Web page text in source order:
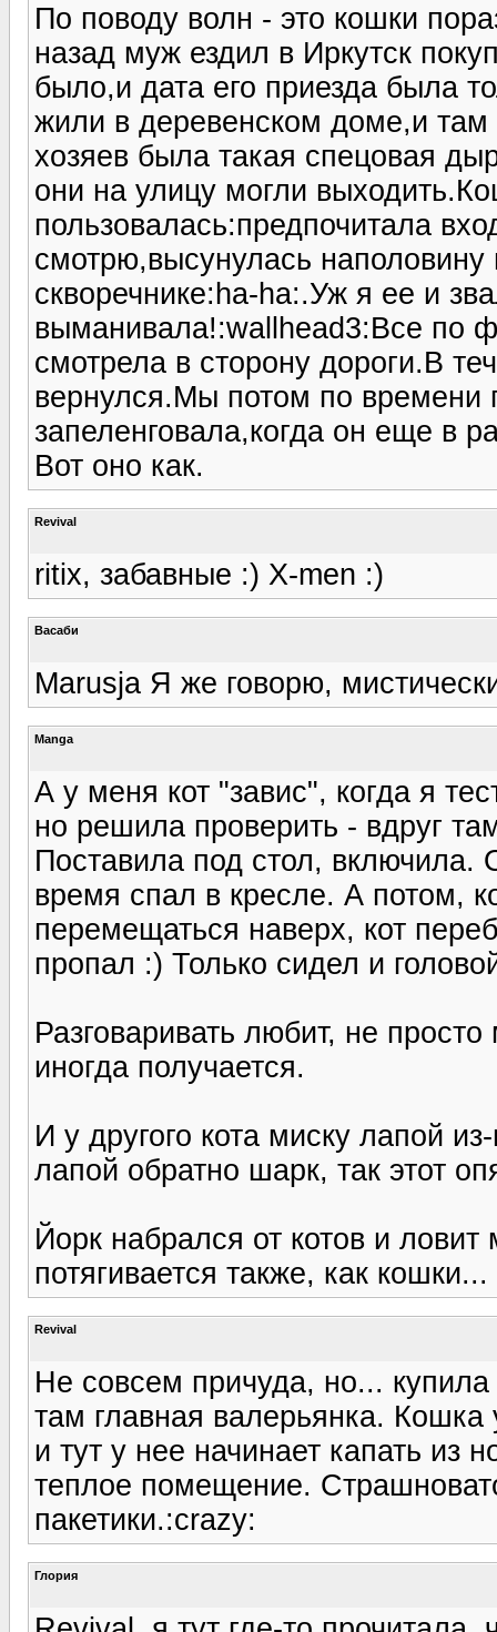
По поводу волн - это кошки
назад муж ездил в Иркутск
было,и дата его приезда была
жили в деревенском доме,и
хозяев была такая спецовая
они на улицу могли
пользовалась:предпочитала
смотрю,высунулась наполовину
скворечнике:ha-ha:.Уж я ее и
выманивала!:wallhead3:Все по
смотрела в сторону дороги.В
вернулся.Мы потом по времени
запеленговала,когда он еще в
Вот оно как.
Revival
ritix, забавные :) X-men :)
Васаби
Marusja Я же говорю,
Manga
А у меня кот "завис", когда я
но решила проверить - вдруг
Поставила под стол, включила.
время спал в кресле. А потом,
перемещаться наверх, кот
пропал :) Только сидел и
Разговаривать любит, не
иногда получается.
И у другого кота миску лапой
лапой обратно шарк, так этот
Йорк набрался от котов и
потягивается также, как
Revival
Не совсем причуда, но...
там главная валерьянка.
и тут у нее начинает капать из
теплое помещение.
пакетики.:crazy:
Глория